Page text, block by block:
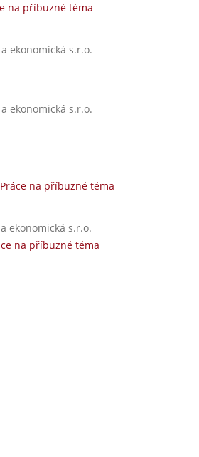
na příbuzné téma
ekonomická s.r.o.
ekonomická s.r.o.
Práce na příbuzné téma
ekonomická s.r.o.
na příbuzné téma